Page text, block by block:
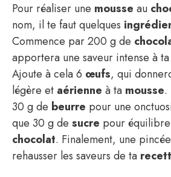
Pour réaliser une mousse au
nom, il te faut quelques
Commence par 200 g de
apportera une saveur intense à
Ajoute à cela 6 œufs, qui
légère et aérienne à ta mousse.
30 g de beurre pour une
que 30 g de sucre pour
chocolat. Finalement, une
rehausser les saveurs de ta